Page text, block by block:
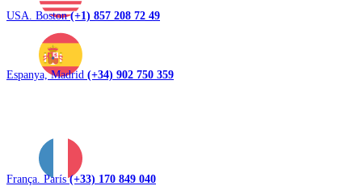
USA. Boston(+1) 857 208 72 49
Espanya, Madrid (+34) 902 750 359
França. París(+33) 170 849 040